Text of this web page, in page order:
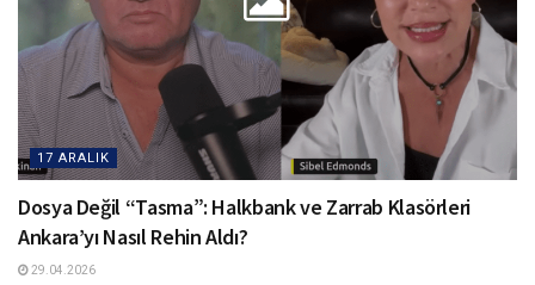
17 ARALIK
Dosya Değil “Tasma”: Halkbank ve Zarrab Klasörleri
Ankara’yı Nasıl Rehin Aldı?
29.04.2026